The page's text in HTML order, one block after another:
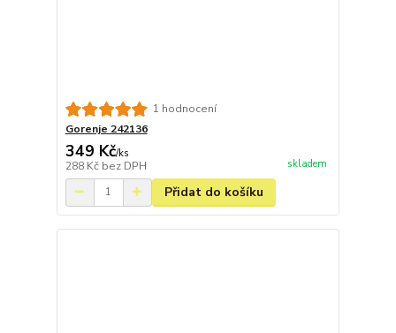
1 hodnocení
Gorenje 242136
349 Kč/ks
288 Kč bez DPH skladem
Přidat do košíku